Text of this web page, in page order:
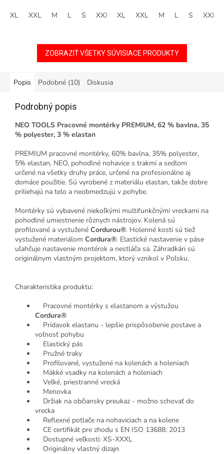
technologický tím. Produkt sa...
XL XXL M L S XXXL
Ležérne, ľahko sa
XL XXL M L S XXXL
ZOBRAZIŤ VŠETKY SÚVISIACE PRODUKTY
Popis Podobné (10) Diskusia
Podrobný popis
NEO TOOLS Pracovné montérky PREMIUM, 62 % bavlna, 35
% polyester, 3 % elastan
PREMIUM pracovné montérky, 60% bavlna, 35% polyester,
5% elastan, NEO, pohodlné nohavice s trakmi a sedlom
určené na všetky druhy práce, určené na profesionálne aj
domáce použitie. Sú vyrobené z materiálu elastan, takže dobre
priliehajú na telo a neobmedzujú v pohybe.
Montérky sú vybavené niekoľkými multifunkčnými vreckami na
pohodlné umiestnenie rôznych nástrojov. Kolená sú
profilované a vystužené Cordurou®. Holenné kosti sú tiež
vystužené materiálom Cordura®. Elastické nastavenie v páse
uľahčuje nastavenie montérok a nestláča sa. Záhradkári sú
originálnym vlastným projektom, ktorý vznikol v Poľsku.
Charakteristika produktu:
Pracovné montérky s elastanom a výstužou
Cordura®
Prídavok elastanu - lepšie prispôsobenie postave a
voľnosť pohybu
Elastický pás
Pružné traky
Profilované, vystužené na kolenách a holeniach
Mäkké vsadky na kolenách a holeniach
Veľké, priestranné vrecká
Menovka
Držiak na občiansky preukaz - možno schovať do
vrecka
Reflexné potlače na nohaviciach a na kolene
CE certifikát pre zhodu s EN ISO 13688: 2013
Dostupné veľkosti: XS-XXXL
Originálny vlastný dizajn